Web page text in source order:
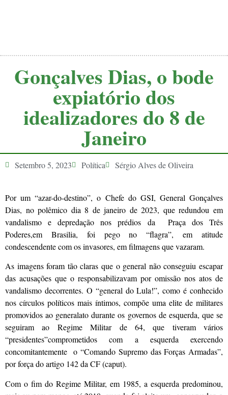
Gonçalves Dias, o bode
expiatório dos
idealizadores do 8 de
Janeiro
Setembro 5, 2023 Política Sérgio Alves de Oliveira
Por um “azar-do-destino”, o Chefe do GSI, General Gonçalves
Dias, no polêmico dia 8 de janeiro de 2023, que redundou em
vandalismo e depredação nos prédios da Praça dos Três
Poderes,em Brasilia, foi pego no “flagra”, em atitude
condescendente com os invasores, em filmagens que vazaram.
As imagens foram tão claras que o general não conseguiu escapar
das acusações que o responsabilizavam por omissão nos atos de
vandalismo decorrentes. O “general do Lula!”, como é conhecido
nos círculos políticos mais íntimos, compõe uma elite de militares
promovidos ao generalato durante os governos de esquerda, que se
seguiram ao Regime Militar de 64, que tiveram vários
“presidentes”comprometidos com a esquerda exercendo
concomitantemente o “Comando Supremo das Forças Armadas”,
por força do artigo 142 da CF (caput).
Com o fim do Regime Militar, em 1985, a esquerda predominou,